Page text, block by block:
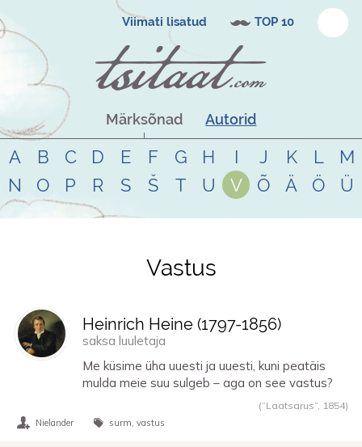
Viimati lisatud TOP 10
Märksõnad Autorid
A B C D E F G H I J K L
M
N
O P R S Š T U V Õ Ä Ö Ü
Tsitaadid teemalvastus
Vastus
Heinrich Heine (1797-1856)
saksa luuletaja
Me küsime üha uuesti ja uuesti, kuni peatäis
mulda meie suu sulgeb – aga on see vastus?
(“Laatsarus”, 1854)
Nielander surm vastus